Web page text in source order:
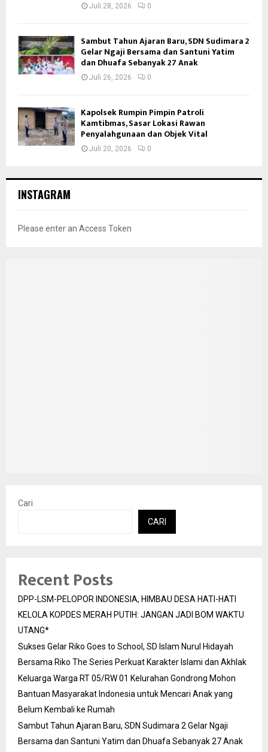
Juli 28, 2026 0
Sambut Tahun Ajaran Baru, SDN Sudimara 2
Gelar Ngaji Bersama dan Santuni Yatim
dan Dhuafa Sebanyak 27 Anak
Juli 26, 2026 0
Kapolsek Rumpin Pimpin Patroli
Kamtibmas, Sasar Lokasi Rawan
Penyalahgunaan dan Objek Vital
Juli 20, 2026 0
INSTAGRAM
Please enter an Access Token
Cari
CARI
Recent Posts
DPP-LSM-PELOPOR INDONESIA, HIMBAU DESA HATI-HATI
KELOLA KOPDES MERAH PUTIH: JANGAN JADI BOM WAKTU
UTANG*
Sukses Gelar Riko Goes to School, SD Islam Nurul Hidayah
Bersama Riko The Series Perkuat Karakter Islami dan Akhlak
Keluarga Warga RT 05/RW 01 Kelurahan Gondrong Mohon
Bantuan Masyarakat Indonesia untuk Mencari Anak yang
Belum Kembali ke Rumah
Sambut Tahun Ajaran Baru, SDN Sudimara 2 Gelar Ngaji
Bersama dan Santuni Yatim dan Dhuafa Sebanyak 27 Anak